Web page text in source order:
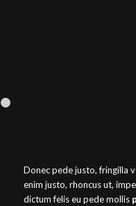
Donec pede justo, fringilla
enim justo, rhoncus ut,
dictum felis eu pede mollis